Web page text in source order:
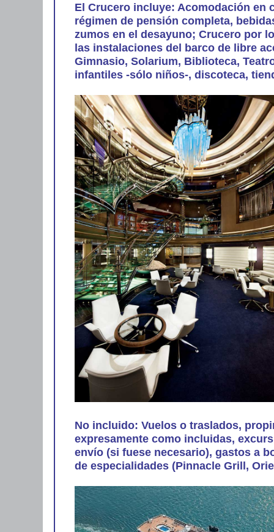
El Crucero incluye: Acomodación en
régimen de pensión completa,
zumos en el desayuno; Crucero por
las instalaciones del barco de libre
Gimnasio, Solarium, Biblioteca,
infantiles -sólo niños-, discoteca,
No incluido: Vuelos o traslados,
expresamente como incluidas,
envío (si fuese necesario), gastos a
de especialidades (Pinnacle Grill,